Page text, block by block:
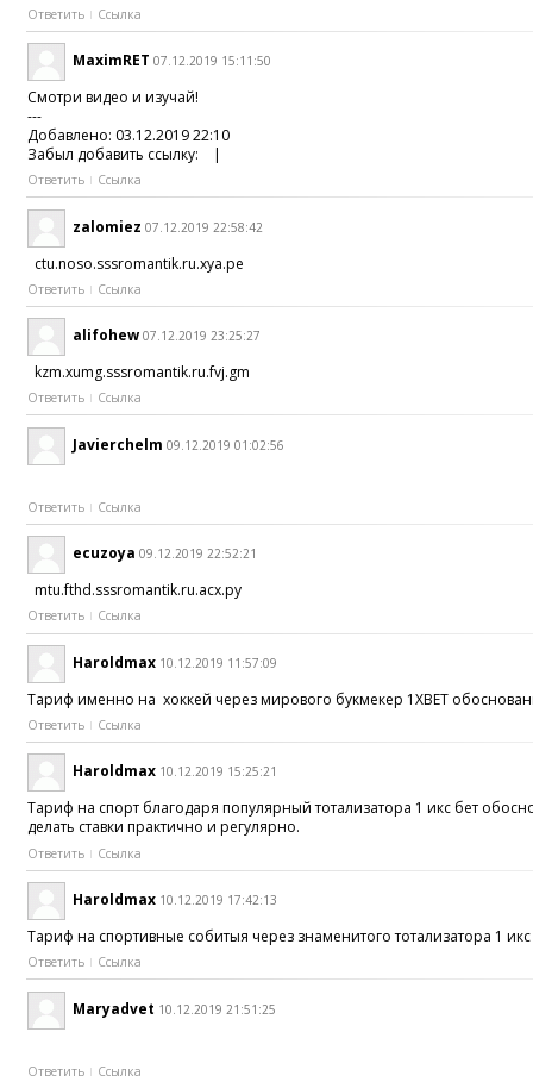
Ответить Ссылка
MaximRET 07.12.2019 15:11:50
Смотри видео и изучай!
---
Добавлено: 03.12.2019 22:10
Забыл добавить ссылку: |
Ответить Ссылка
zalomiez 07.12.2019 22:58:42
ctu.noso.sssromantik.ru.xya.pe
Ответить Ссылка
alifohew 07.12.2019 23:25:27
kzm.xumg.sssromantik.ru.fvj.gm
Ответить Ссылка
Javierchelm 09.12.2019 01:02:56
Ответить Ссылка
ecuzoya 09.12.2019 22:52:21
mtu.fthd.sssromantik.ru.acx.py
Ответить Ссылка
Haroldmax 10.12.2019 11:57:09
Тариф именно на хоккей через мирового букмекер 1XBET
Ответить Ссылка
Haroldmax 10.12.2019 15:25:21
Тариф на спорт благодаря популярный тотализатора 1 икс бет
делать ставки практично и регулярно.
Ответить Ссылка
Haroldmax 10.12.2019 17:42:13
Тариф на спортивные собитыя через знаменитого тотализатора 1
Ответить Ссылка
Maryadvet 10.12.2019 21:51:25
Ответить Ссылка